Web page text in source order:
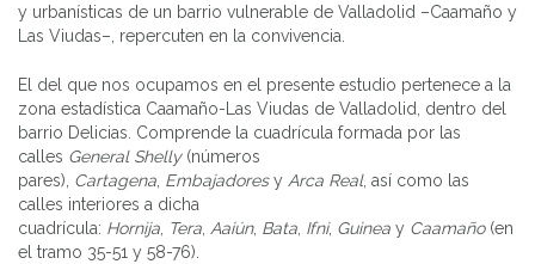
y urbanísticas de un barrio vulnerable de Valladolid –Caamaño y
Las Viudas–, repercuten en la convivencia.
El del que nos ocupamos en el presente estudio pertenece a la
zona estadística Caamaño-Las Viudas de Valladolid, dentro del
barrio Delicias. Comprende la cuadrícula formada por las
calles General Shelly(números
pares), Cartagena Embajadoresy Arca Real, así como las
calles interiores a dicha
cuadrícula: Hornija Tera Aaiún, Bata Ifni, Guinea y Caamaño(en
el tramo 35-51 y 58-76).